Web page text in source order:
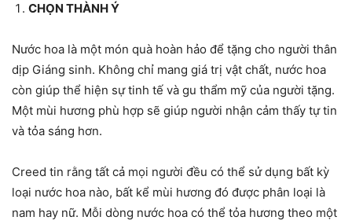
CHỌN THÀNH Ý
Nước hoa là một món quà hoàn hảo để tặng cho người thân
dịp Giáng sinh. Không chỉ mang giá trị vật chất, nước hoa
còn giúp thể hiện sự tinh tế và gu thẩm mỹ của người tặng.
Một mùi hương phù hợp sẽ giúp người nhận cảm thấy tự tin
và tỏa sáng hơn.
Creed tin rằng tất cả mọi người đều có thể sử dụng bất kỳ
loại nước hoa nào, bất kể mùi hương đó được phân loại là
nam hay nữ. Mỗi dòng nước hoa có thể tỏa hương theo một